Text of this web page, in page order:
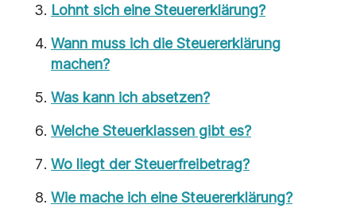
Lohnt sich eine Steuererklärung?
Wann muss ich die Steuererklärung
machen?
Was kann ich absetzen?
Welche Steuerklassen gibt es?
Wo liegt der Steuerfreibetrag?
Wie mache ich eine Steuererklärung?